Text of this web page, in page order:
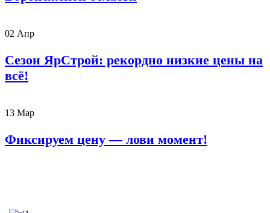
02 Апр
Сезон ЯрСтрой: рекордно низкие цены на
всё!
13 Мар
Фиксируем цену — лови момент!